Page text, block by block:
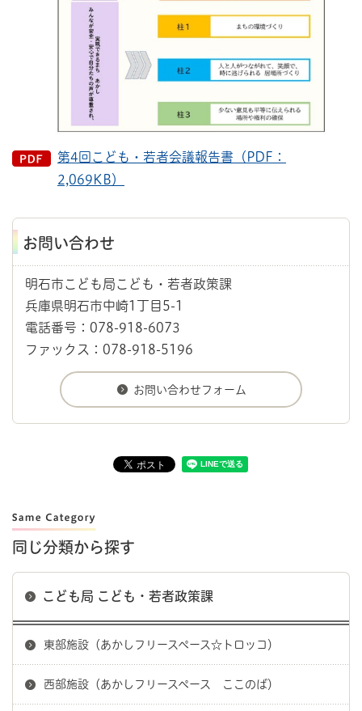
第4回こども・若者会議報告書（PDF：
2,069KB）
お問い合わせ
明石市こども局こども・若者政策課
兵庫県明石市中崎1丁目5-1
電話番号：078-918-6073
ファックス：078-918-5196
同じ分類から探す
こども局 こども・若者政策課
東部施設（あかしフリースペース☆トロッコ）
西部施設（あかしフリースペース ここのば）